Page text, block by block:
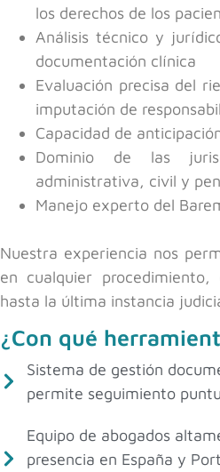
los derechos de los
Análisis técnico y
documentación clínica
Evaluación precisa del
imputación de
Capacidad de
Dominio de las
administrativa, civil y
Manejo experto del
Nuestra experiencia nos
en cualquier
hasta la última instancia
¿Con qué
Sistema de gestión
permite seguimiento
Equipo de abogados
presencia en España y